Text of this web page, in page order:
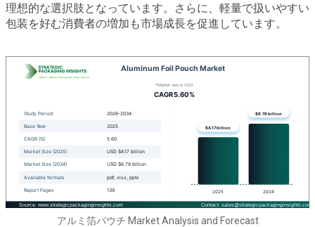
理想的な選択肢となっています。さらに、軽量で扱いやすい
包装を好む消費者の増加も市場成長を促進しています。
アルミ箔パウチ Market Analysis and Forecast